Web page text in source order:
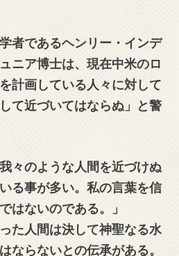
者であるヘンリー・インデ
ニア博士は、現在中米のロ
計画している人々に対して
て近づいてはならぬ」と警
々のような人間を近づけぬ
る事が多い。私の言葉を信
はないのである。」
た人間は決して神聖なる水
ならないとの伝承がある。